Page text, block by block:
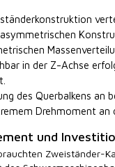
in der Z-Achse
des Querbalkens
Drehmoment an
und
Zweiständer-